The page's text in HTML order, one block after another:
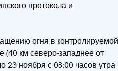
протокола и
огня в контролируемой
(40 км северо-западнее от
23 ноября с 08:00 часов утра